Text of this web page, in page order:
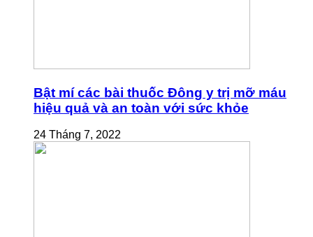
Bật mí các bài thuốc Đông y trị mỡ máu
hiệu quả và an toàn với sức khỏe
24 Tháng 7, 2022